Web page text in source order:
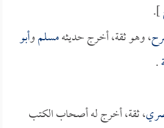
].
، وهو ثقة، أخرج حديثهمسلموأبو
.
، ثقة، أخرج له أصحاب الكتب